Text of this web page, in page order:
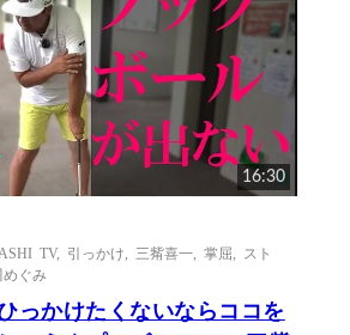
16:30
TV, 引っかけ 三觜喜一 ,掌屈
スト
めぐみ
っかけたくないならココを